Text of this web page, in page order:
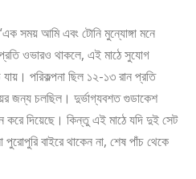
সময় আমি এবং টোনি মুন্যোঙ্গা মনে
ওভারও থাকলে, এই মাঠে সুযোগ
পরিকল্পনা ছিল ১২-১৩ রান প্রতি
জন্য চলছিল। দুর্ভাগ্যবশত গুডাকেশ
করে দিয়েছে। কিন্তু এই মাঠে যদি দুই সেট
বাইরে থাকেন না, শেষ পাঁচ থেকে